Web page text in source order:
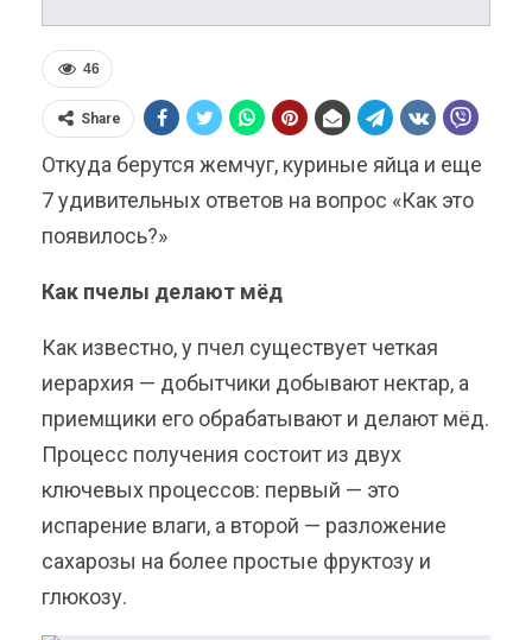
46
Share
Откуда берутся жемчуг, куриные яйца и еще
7 удивительных ответов на вопрос «Как это
появилось?»
Как пчелы делают мёд
Как известно, у пчел существует четкая
иерархия — добытчики добывают нектар, а
приемщики его обрабатывают и делают мёд.
Процесс получения состоит из двух
ключевых процессов: первый — это
испарение влаги, а второй — разложение
сахарозы на более простые фруктозу и
глюкозу.